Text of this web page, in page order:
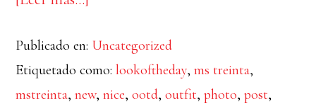
Cropped
Top
Publicado en: Uncategorized
Etiquetado como:lookoftheday,ms treinta,
mstreinta,new,nice,ootd,outfit,photo,post,